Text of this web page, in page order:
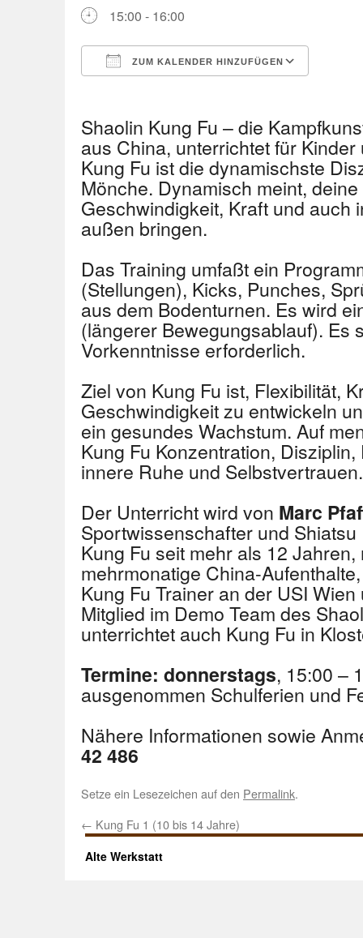
15:00 - 16:00
ZUM KALENDER HINZUFÜGEN
Shaolin Kung Fu – die
aus China, unterrichtet für
Kung Fu ist die dynamischste
Mönche. Dynamisch meint,
Geschwindigkeit, Kraft und auch
außen bringen.
Das Training umfaßt ein
(Stellungen), Kicks, Punches,
aus dem Bodenturnen. Es wird
(längerer Bewegungsablauf). Es
Vorkenntnisse erforderlich.
Ziel von Kung Fu ist, Flexibilität,
Geschwindigkeit zu entwickeln
ein gesundes Wachstum. Auf
Kung Fu Konzentration,
innere Ruhe und Selbstvertrauen.
Der Unterricht wird von Marc
Sportwissenschafter und
Kung Fu seit mehr als 12
mehrmonatige China-
Kung Fu Trainer an der USI
Mitglied im Demo Team des
unterrichtet auch Kung Fu in
Termine: donnerstags, 15:00 –
ausgenommen Schulferien und
Nähere Informationen sowie
42 486
Setze ein Lesezeichen auf den Permalink.
← Kung Fu 1 (10 bis 14 Jahre)
Alte Werkstatt